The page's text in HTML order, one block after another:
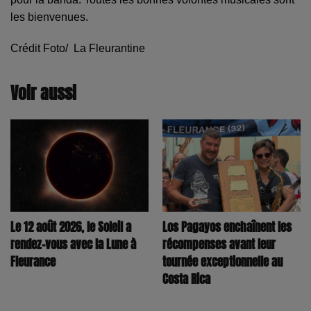
les bienvenues.
Crédit Foto/ La Fleurantine
Voir aussi
Le 12 août 2026, le Soleil a
rendez-vous avec la Lune à
Fleurance
Los Pagayos enchaînent les
récompenses avant leur
tournée exceptionnelle au
Costa Rica